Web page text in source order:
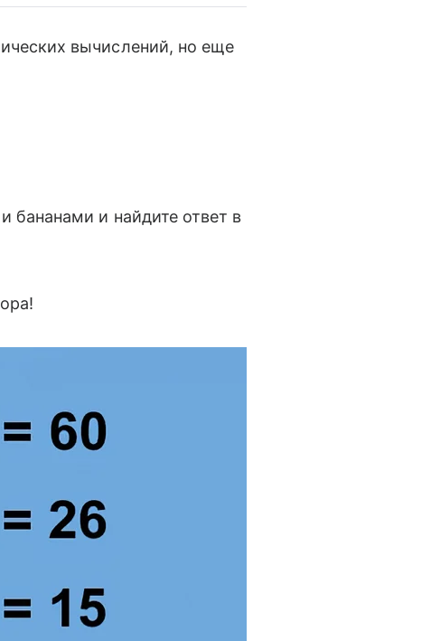
вычислений, но еще
бананами и найдите ответ в